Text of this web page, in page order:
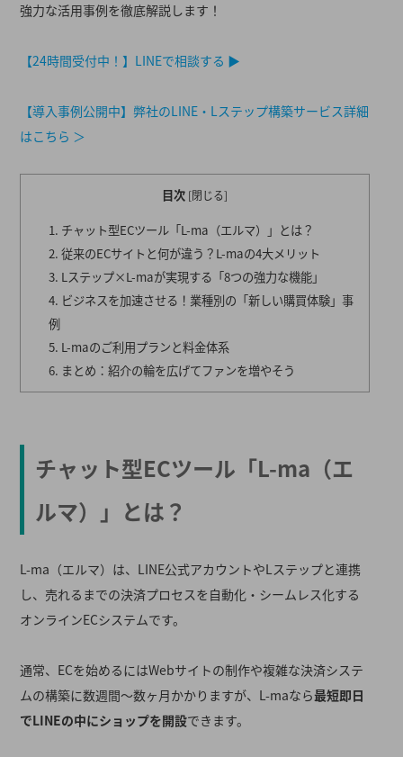
強力な活用事例を徹底解説します！
【24時間受付中！】LINEで相談する ▶︎
【導入事例公開中】弊社のLINE・Lステップ構築サービス詳細
はこちら ＞
目次 [閉じる]
チャット型ECツール「L-ma（エルマ）」とは？
従来のECサイトと何が違う？L-maの4大メリット
Lステップ×L-maが実現する「8つの強力な機能」
ビジネスを加速させる！業種別の「新しい購買体験」事
例
L-maのご利用プランと料金体系
まとめ：紹介の輪を広げてファンを増やそう
チャット型ECツール「L-ma（エ
ルマ）」とは？
L-ma（エルマ）は、LINE公式アカウントやLステップと連携
し、売れるまでの決済プロセスを自動化・シームレス化する
オンラインECシステムです。
通常、ECを始めるにはWebサイトの制作や複雑な決済システ
ムの構築に数週間〜数ヶ月かかりますが、L-maなら最短即日
でLINEの中にショップを開設できます。